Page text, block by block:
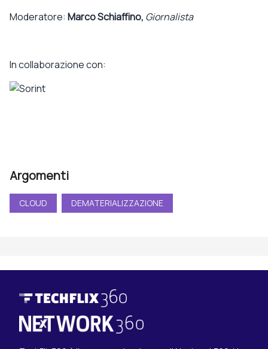
Moderatore: Marco Schiaffino, Giornalista
In collaborazione con:
Argomenti
CLOUD DEMATERIALIZZAZIONE